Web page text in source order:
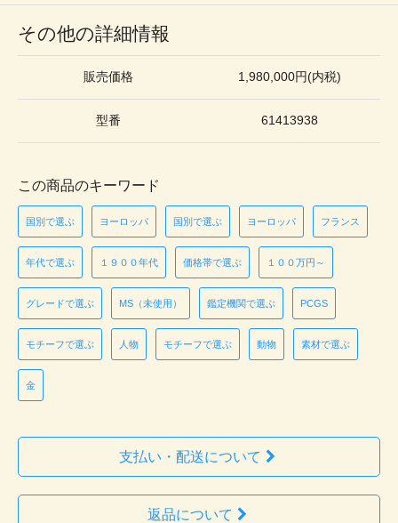
その他の詳細情報
販売価格 1,980,000円(内税)
型番 61413938
この商品のキーワード
国別で選ぶ ヨーロッパ 国別で選ぶ ヨーロッパ フランス
年代で選ぶ １９００年代 価格帯で選ぶ １００万円～
グレードで選ぶ MS（未使用） 鑑定機関で選ぶ PCGS
モチーフで選ぶ 人物 モチーフで選ぶ 動物 素材で選ぶ
金
支払い・配送について
返品について